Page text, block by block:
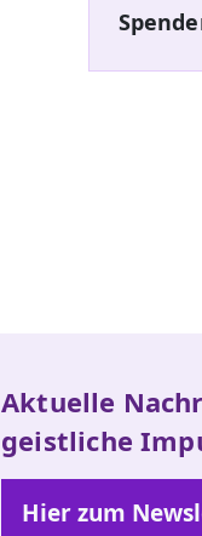
Aktuelle
geistliche
Hier zum